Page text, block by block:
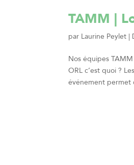
TAMM |
par Laurine Peylet |
Nos équipes
ORL c’est quoi ?
événement permet